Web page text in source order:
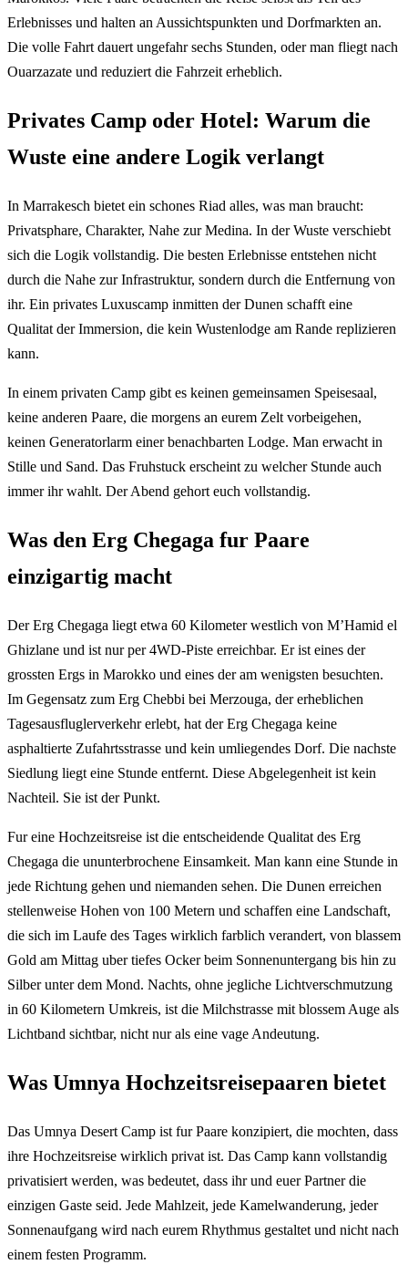
Erlebnisses und halten an Aussichtspunkten und Dorfmarkten an.
Die volle Fahrt dauert ungefahr sechs Stunden, oder man fliegt nach
Ouarzazate und reduziert die Fahrzeit erheblich.
Privates Camp oder Hotel: Warum die
Wuste eine andere Logik verlangt
In Marrakesch bietet ein schones Riad alles, was man braucht:
Privatsphare, Charakter, Nahe zur Medina. In der Wuste verschiebt
sich die Logik vollstandig. Die besten Erlebnisse entstehen nicht
durch die Nahe zur Infrastruktur, sondern durch die Entfernung von
ihr. Ein privates Luxuscamp inmitten der Dunen schafft eine
Qualitat der Immersion, die kein Wustenlodge am Rande replizieren
kann.
In einem privaten Camp gibt es keinen gemeinsamen Speisesaal,
keine anderen Paare, die morgens an eurem Zelt vorbeigehen,
keinen Generatorlarm einer benachbarten Lodge. Man erwacht in
Stille und Sand. Das Fruhstuck erscheint zu welcher Stunde auch
immer ihr wahlt. Der Abend gehort euch vollstandig.
Was den Erg Chegaga fur Paare
einzigartig macht
Der Erg Chegaga liegt etwa 60 Kilometer westlich von M’Hamid el
Ghizlane und ist nur per 4WD-Piste erreichbar. Er ist eines der
grossten Ergs in Marokko und eines der am wenigsten besuchten.
Im Gegensatz zum Erg Chebbi bei Merzouga, der erheblichen
Tagesausfluglerverkehr erlebt, hat der Erg Chegaga keine
asphaltierte Zufahrtsstrasse und kein umliegendes Dorf. Die nachste
Siedlung liegt eine Stunde entfernt. Diese Abgelegenheit ist kein
Nachteil. Sie ist der Punkt.
Fur eine Hochzeitsreise ist die entscheidende Qualitat des Erg
Chegaga die ununterbrochene Einsamkeit. Man kann eine Stunde in
jede Richtung gehen und niemanden sehen. Die Dunen erreichen
stellenweise Hohen von 100 Metern und schaffen eine Landschaft,
die sich im Laufe des Tages wirklich farblich verandert, von blassem
Gold am Mittag uber tiefes Ocker beim Sonnenuntergang bis hin zu
Silber unter dem Mond. Nachts, ohne jegliche Lichtverschmutzung
in 60 Kilometern Umkreis, ist die Milchstrasse mit blossem Auge als
Lichtband sichtbar, nicht nur als eine vage Andeutung.
Was Umnya Hochzeitsreisepaaren bietet
Das Umnya Desert Camp ist fur Paare konzipiert, die mochten, dass
ihre Hochzeitsreise wirklich privat ist. Das Camp kann vollstandig
privatisiert werden, was bedeutet, dass ihr und euer Partner die
einzigen Gaste seid. Jede Mahlzeit, jede Kamelwanderung, jeder
Sonnenaufgang wird nach eurem Rhythmus gestaltet und nicht nach
einem festen Programm.